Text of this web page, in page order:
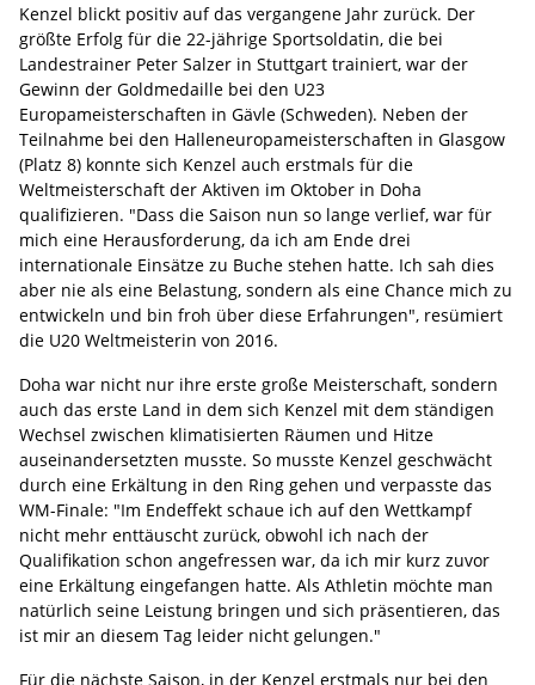
Kenzel blickt positiv auf das vergangene Jahr zurück. Der
größte Erfolg für die 22-jährige Sportsoldatin, die bei
Landestrainer Peter Salzer in Stuttgart trainiert, war der
Gewinn der Goldmedaille bei den U23
Europameisterschaften in Gävle (Schweden). Neben der
Teilnahme bei den Halleneuropameisterschaften in Glasgow
(Platz 8) konnte sich Kenzel auch erstmals für die
Weltmeisterschaft der Aktiven im Oktober in Doha
qualifizieren. "Dass die Saison nun so lange verlief, war für
mich eine Herausforderung, da ich am Ende drei
internationale Einsätze zu Buche stehen hatte. Ich sah dies
aber nie als eine Belastung, sondern als eine Chance mich zu
entwickeln und bin froh über diese Erfahrungen", resümiert
die U20 Weltmeisterin von 2016.
Doha war nicht nur ihre erste große Meisterschaft, sondern
auch das erste Land in dem sich Kenzel mit dem ständigen
Wechsel zwischen klimatisierten Räumen und Hitze
auseinandersetzten musste. So musste Kenzel geschwächt
durch eine Erkältung in den Ring gehen und verpasste das
WM-Finale: "Im Endeffekt schaue ich auf den Wettkampf
nicht mehr enttäuscht zurück, obwohl ich nach der
Qualifikation schon angefressen war, da ich mir kurz zuvor
eine Erkältung eingefangen hatte. Als Athletin möchte man
natürlich seine Leistung bringen und sich präsentieren, das
ist mir an diesem Tag leider nicht gelungen."
Für die nächste Saison, in der Kenzel erstmals nur bei den